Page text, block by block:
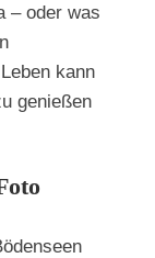
– oder was
kann
genießen